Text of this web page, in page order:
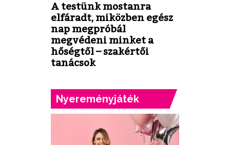
A testünk mostanra
elfáradt, miközben egész
nap megpróbál
megvédeni minket a
hőségtől – szakértői
tanácsok
Nyereményjáték